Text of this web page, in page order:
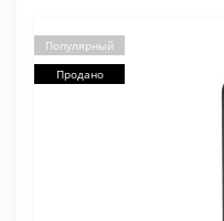
Популярный
Продано